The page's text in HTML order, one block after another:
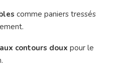
comme paniers tressés
contours doux pour le